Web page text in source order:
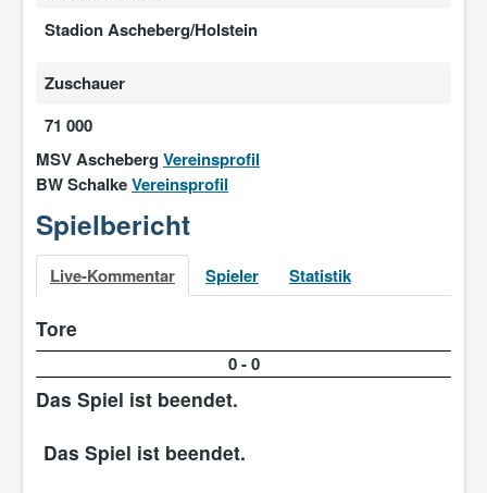
Stadion Ascheberg/Holstein
Zuschauer
71 000
MSV Ascheberg Vereinsprofil
BW SchalkeVereinsprofil
Spielbericht
Live-Kommentar Spieler Statistik
Tore
0 - 0
Das Spiel ist beendet.
Das Spiel ist beendet.